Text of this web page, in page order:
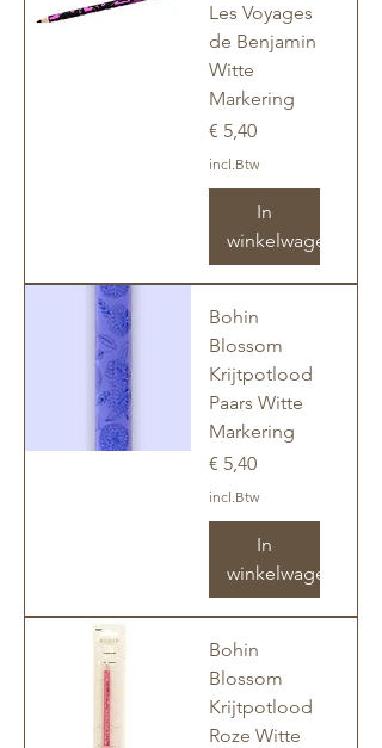
Les Voyages
de Benjamin
Witte
Markering
Prijs
€ 5,40
incl.Btw
In
winkelwagen
Bohin
Blossom
Krijtpotlood
Paars Witte
Markering
Prijs
€ 5,40
incl.Btw
In
winkelwagen
Bohin
Blossom
Krijtpotlood
Roze Witte